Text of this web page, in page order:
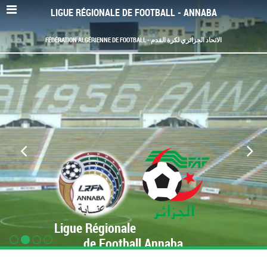
LIGUE RÉGIONALE DE FOOTBALL - ANNABA
FÉDÉRATION ALGÉRIENNE DE FOOTBALL - الاتحاد الجزائري لكرة القدم
Ligue Régionale
de Football Annaba